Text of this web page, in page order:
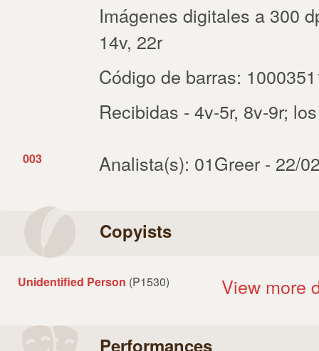
Imágenes digitales a 300
14v, 22r
Código de barras:
Recibidas - 4v-5r, 8v-9r;
003 Analista(s): 01Greer - 22/
Copyists
Unidentified Person (P1530) View more
Performances